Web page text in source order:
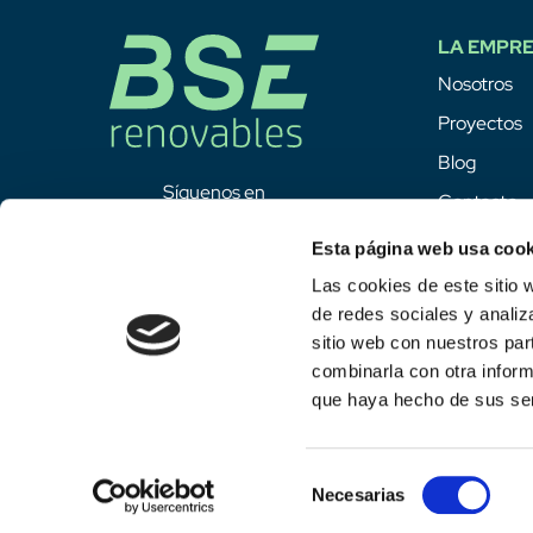
Esta página web usa
Las cookies de este sitio
de redes sociales y
sitio web con nuestros
combinarla con otra
que haya hecho de sus
de
Necesarias
Síguenos en
LA
Nosotros
Proyectos
Blog
Contacto
Aviso legalPolítica de privacidad Política de cookies